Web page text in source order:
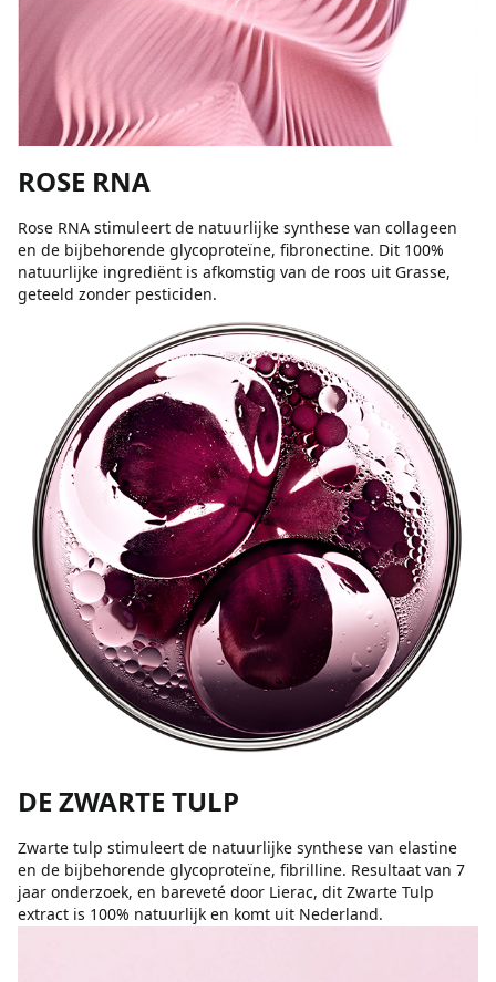
ROSE RNA
Rose RNA stimuleert de natuurlijke synthese van collageen
en de bijbehorende glycoproteïne, fibronectine. Dit 100%
natuurlijke ingrediënt is afkomstig van de roos uit Grasse,
geteeld zonder pesticiden.
DE ZWARTE TULP
Zwarte tulp stimuleert de natuurlijke synthese van elastine
en de bijbehorende glycoproteïne, fibrilline. Resultaat van 7
jaar onderzoek, en bareveté door Lierac, dit Zwarte Tulp
extract is 100% natuurlijk en komt uit Nederland.